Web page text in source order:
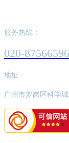
服务热线：
020-87566596
地址：
广州市萝岗区科学